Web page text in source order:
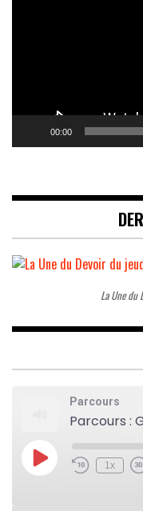
00:00
La Une
Parcours
Parcours :
Play
Episode
Rewind
1x